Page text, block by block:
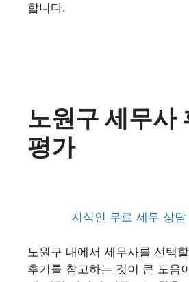
합니다.
노원구 세무사
평가
지식인 무료 세무 상담
노원구 내에서 세무사를 선택
후기를 참고하는 것이 큰 도움